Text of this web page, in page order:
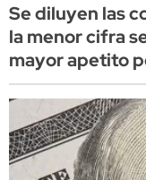
Se diluyen las
la menor cifra
mayor apetito